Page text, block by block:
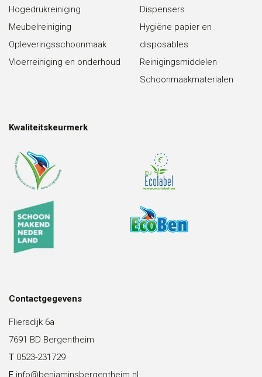
Hogedrukreiniging
Meubelreiniging
Opleveringsschoonmaak
Vloerreiniging en onderhoud
Dispensers
Hygiëne papier en
disposables
Reinigingsmiddelen
Schoonmaakmaterialen
Kwaliteitskeurmerk
Contactgegevens
Fliersdijk 6a
7691 BD Bergentheim
T 0523-231729
E info@benjaminsbergentheim.nl